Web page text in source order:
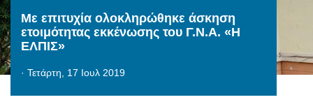
Με επιτυχία ολοκληρώθηκε άσκηση
ετοιμότητας εκκένωσης του Γ.Ν.Α. «Η
ΕΛΠΙΣ»
· Τετάρτη, 17 Ιουλ 2019